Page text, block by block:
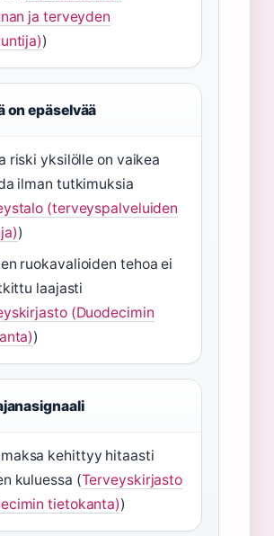
ja terveyden
)
on epäselvää
riski yksilölle on vaikea
ilman tutkimuksia
(terveyspalveluiden
)
ruokavalioiden tehoa ei
laajasti
(Duodecimin
)
kehittyy hitaasti
kuluessa (Terveyskirjasto
tietokanta))